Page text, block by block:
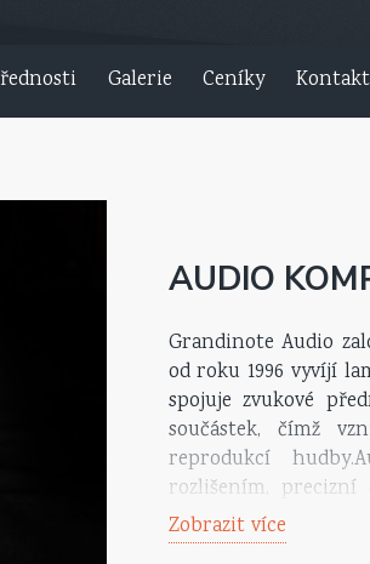
Galerie Ceníky Kontakt
AUDIO
Grandinote Audio
od roku 1996 vyvíjí
spojuje zvukové
součástek, čímž
reprodukcí
rozlišením,
mono konstrukci s
zpětné vazbě patří
Zobrazit více